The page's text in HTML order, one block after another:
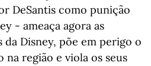
DeSantis como punição
- ameaça agora as
Disney, põe em perigo o
região e viola os seus